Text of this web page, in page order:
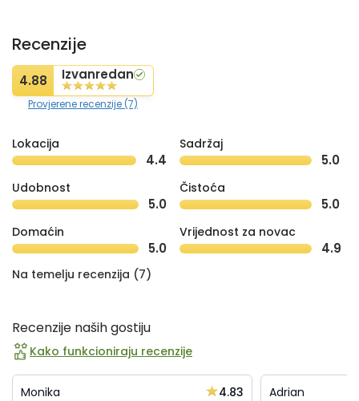
Recenzije
4.88 Izvanredan
Provjerene recenzije (7)
Lokacija
4.4
Sadržaj
5.0
Udobnost
5.0
Čistoća
5.0
Domaćin
5.0
Vrijednost za novac
4.9
Na temelju recenzija (7)
Recenzije naših gostiju
Kako funkcioniraju recenzije
Monika 4.83 Adrian